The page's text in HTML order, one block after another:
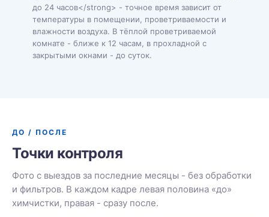
до 24 часов</strong> - точное время зависит от
температуры в помещении, проветриваемости и
влажности воздуха. В тёплой проветриваемой
комнате - ближе к 12 часам, в прохладной с
закрытыми окнами - до суток.
ДО / ПОСЛЕ
Точки контроля
Фото с выездов за последние месяцы - без обработки
и фильтров. В каждом кадре левая половина «до»
химчистки, правая - сразу после.